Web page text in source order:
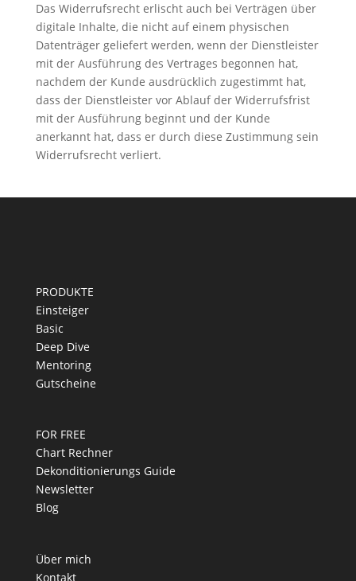
Das Widerrufsrecht erlischt auch bei Verträgen über
digitale Inhalte, die nicht auf einem physischen
Datenträger geliefert werden, wenn der Dienstleister
mit der Ausführung des Vertrages begonnen hat,
nachdem der Kunde ausdrücklich zugestimmt hat,
dass der Dienstleister vor Ablauf der Widerrufsfrist
mit der Ausführung beginnt und der Kunde
anerkannt hat, dass er durch diese Zustimmung sein
Widerrufsrecht verliert.
PRODUKTE
Einsteiger
Basic
Deep Dive
Mentoring
Gutscheine
FOR FREE
Chart Rechner
Dekonditionierungs Guide
Newsletter
Blog
Über mich
Kontakt